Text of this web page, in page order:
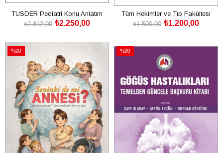
TUSDER Pediatri Konu Anlatım
Serisi
₺2.250,00
₺2.812,00
Tüm Hekimler ve Tıp Fakültesi
Öğrencileri için Uygulamalı Adli Tıp
₺1.200,00
₺1.500,00
%20
%20İndirim
%20